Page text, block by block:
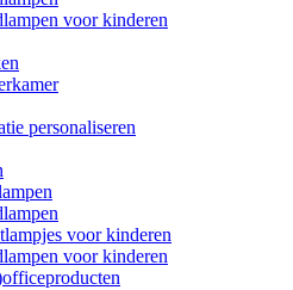
voor kinderen
personaliseren
voor kinderen
voor kinderen